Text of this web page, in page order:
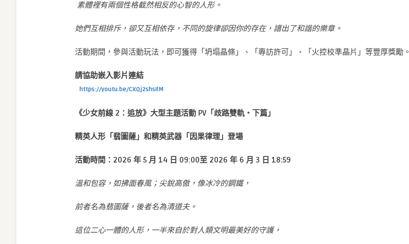
素體裡有兩個性格截然相反的心智的人形。
她們互相排斥，卻又互相依存，不同的旋律卻因你的存在，譜出了和諧的樂章。
活動期間，參與活動玩法，即可獲得「坍塌晶條」、「專訪許可」、「火控校準晶片」等豐厚獎勵。
請協助嵌入影片連結
https://youtu.be/CXQj2shsIlM
《少女前線 2：追放》大型主題活動 PV「歧路雙軌・下篇」
精英人形「翡圖薩」和精英武器「因果律理」登場
活動時間：2026 年 5 月 14 日 09:00至 2026 年 6 月 3 日 18:59
溫和包容，如拂面春風；尖銳高傲，像冰冷的鋼鐵，
前者名為翡圖薩，後者名為清道夫。
這位二心一體的人形，一半來自於對人類文明最美好的守護，